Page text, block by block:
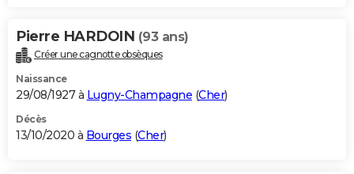
Pierre HARDOIN (93 ans)
Créer une cagnotte obsèques
Naissance
29/08/1927 à Lugny-Champagne (Cher)
Décès
13/10/2020 à Bourges (Cher)